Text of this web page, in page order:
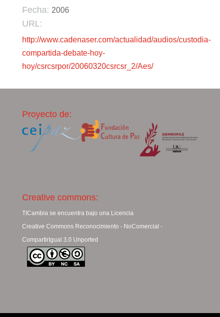
Fecha: 2006
URL:
http://www.cadenaser.com/actualidad/audios/custodia-
compartida-debate-hoy-
hoy/csrcsrpor/20060320csrcsr_2/Aes/
Proyecto de:
Creative commons:
TICambia se encuentra bajo una Licencia
Creative Commons Reconocimiento - NoComercial -
CompartirIgual 3.0 Unported